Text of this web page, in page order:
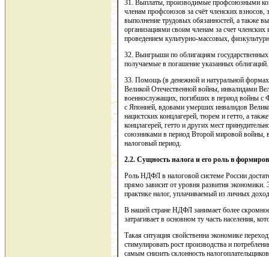
31. Выплаты, производимые профсоюзными
членам профсоюзов за счёт членских
выполнение трудовых обязанностей, а также
организациями своим членам за счет
проведением культурно-массовых,
32. Выигрыши по облигациям
получаемые в погашение указанных облигаций.
33. Помощь (в денежной и натуральной
Великой Отечественной войны, инвалидами
военнослужащих, погибших в период войны с
с Японией, вдовами умерших инвалидов
нацистских концлагерей, тюрем и гетто, а
концлагерей, гетто и других мест
союзниками в период Второй мировой войны,
налоговый период.
2.2. Сущность налога и его роль в
Роль НДФЛ в налоговой системе России
прямо зависит от уровня развития
практике налог, уплачиваемый из личных
В нашей стране НДФЛ занимает более
затрагивает в основном ту часть населения,
Такая ситуация свойственна экономике
стимулировать рост производства и
самым снизить склонность